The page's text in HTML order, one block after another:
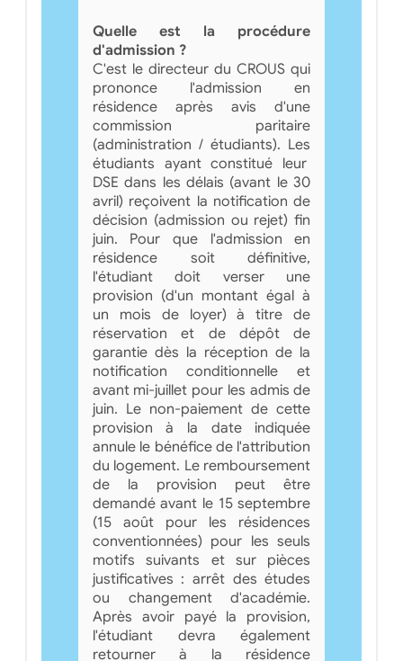
Quelle est la procédure
d'admission ?
C'est le directeur du CROUS qui
prononce l'admission en
résidence après avis d'une
commission paritaire
(administration / étudiants). Les
étudiants ayant constitué leur
DSE dans les délais (avant le 30
avril) reçoivent la notification de
décision (admission ou rejet) fin
juin. Pour que l'admission en
résidence soit définitive,
l'étudiant doit verser une
provision (d'un montant égal à
un mois de loyer) à titre de
réservation et de dépôt de
garantie dès la réception de la
notification conditionnelle et
avant mi-juillet pour les admis de
juin. Le non-paiement de cette
provision à la date indiquée
annule le bénéfice de l'attribution
du logement. Le remboursement
de la provision peut être
demandé avant le 15 septembre
(15 août pour les résidences
conventionnées) pour les seuls
motifs suivants et sur pièces
justificatives : arrêt des études
ou changement d'académie.
Après avoir payé la provision,
l'étudiant devra également
retourner à la résidence